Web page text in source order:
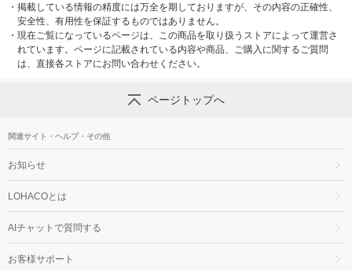
・ 掲載している情報の精度には万全を期しておりますが、その内容の正確性、
安全性、有用性を保証するものではありません。
・ 現在ご覧になっているページは、この商品を取り扱うストアによって運営さ
れています。ページに記載されている内容や商品、ご購入に関するご質問
は、直接各ストアにお問い合わせください。
ページトップへ
関連サイト・ヘルプ・その他
お知らせ
LOHACOとは
AIチャットで質問する
お客様サポート